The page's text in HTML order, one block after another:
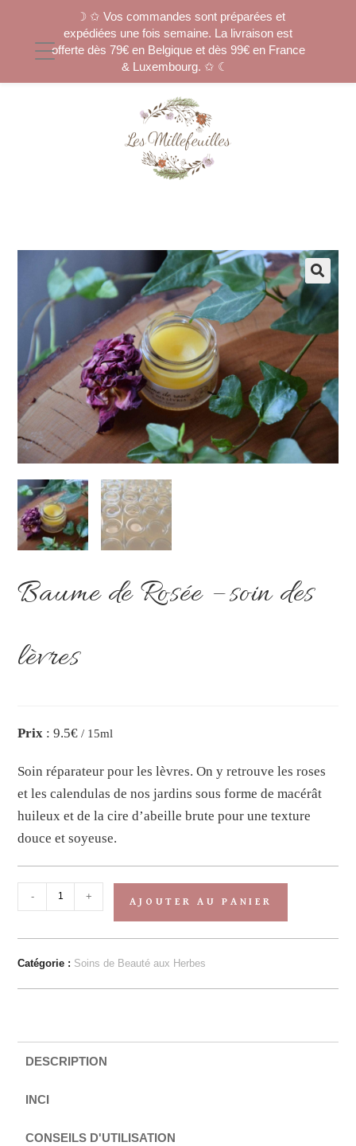
Baume de Rosée – soin des
lèvres
Prix : 9.5€/ 15ml
Soin réparateur pour les lèvres. On y retrouve les roses
et les calendulas de nos jardins sous forme de macérât
huileux et de la cire d’abeille brute pour une texture
douce et soyeuse.
- + AJOUTER AU PANIER
Catégorie : Soins de Beauté aux Herbes
DESCRIPTION
INCI
CONSEILS D'UTILISATION
☽ ✩ Vos commandes sont préparées et
expédiées une fois semaine. La livraison est
offerte dès 79€ en Belgique et dès 99€ en France
& Luxembourg. ✩ ☾